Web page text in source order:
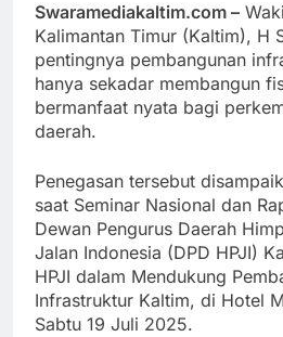
Swaramediakaltim.com –
Kalimantan Timur (Kaltim), H
pentingnya pembangunan
hanya sekadar membangun
bermanfaat nyata bagi
daerah.
Penegasan tersebut
saat Seminar Nasional dan
Dewan Pengurus Daerah
Jalan Indonesia (DPD HPJI)
HPJI dalam Mendukung
Infrastruktur Kaltim, di Hotel
Sabtu 19 Juli 2025.